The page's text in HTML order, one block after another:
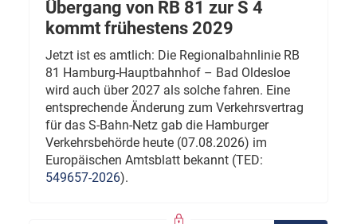
Übergang von RB 81 zur S 4
kommt frühestens 2029
Jetzt ist es amtlich: Die Regionalbahnlinie RB
81 Hamburg-Hauptbahnhof – Bad Oldesloe
wird auch über 2027 als solche fahren. Eine
entsprechende Änderung zum Verkehrsvertrag
für das S-Bahn-Netz gab die Hamburger
Verkehrsbehörde heute (07.08.2026) im
Europäischen Amtsblatt bekannt (TED:
549657-2026).